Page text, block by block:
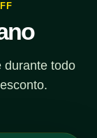
durante todo